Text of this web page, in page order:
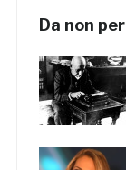
Da non